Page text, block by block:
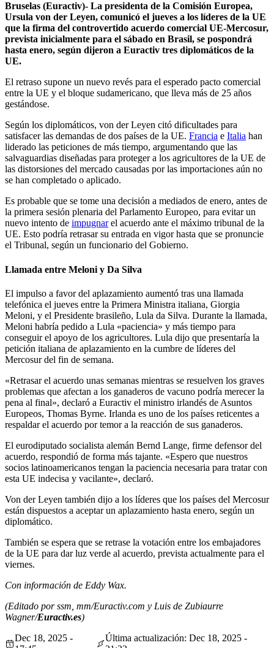
Bruselas (Euractiv)- La presidenta de la Comisión Europea,
Ursula von der Leyen, comunicó el jueves a los líderes de la UE
que la firma del controvertido acuerdo comercial UE-Mercosur,
prevista inicialmente para el sábado en Brasil, se pospondrá
hasta enero, según dijeron a Euractiv tres diplomáticos de la
UE.
El retraso supone un nuevo revés para el esperado pacto comercial
entre la UE y el bloque sudamericano, que lleva más de 25 años
gestándose.
Según los diplomáticos, von der Leyen citó dificultades para
satisfacer las demandas de dos países de la UE. Francia e Italia han
liderado las peticiones de más tiempo, argumentando que las
salvaguardias diseñadas para proteger a los agricultores de la UE de
las distorsiones del mercado causadas por las importaciones aún no
se han completado o aplicado.
Es probable que se tome una decisión a mediados de enero, antes de
la primera sesión plenaria del Parlamento Europeo, para evitar un
nuevo intento de impugnarel acuerdo ante el máximo tribunal de la
UE. Esto podría retrasar su entrada en vigor hasta que se pronuncie
el Tribunal, según un funcionario del Gobierno.
Llamada entre Meloni y Da Silva
El impulso a favor del aplazamiento aumentó tras una llamada
telefónica el jueves entre la Primera Ministra italiana, Giorgia
Meloni, y el Presidente brasileño, Lula da Silva. Durante la llamada,
Meloni habría pedido a Lula «paciencia» y más tiempo para
conseguir el apoyo de los agricultores. Lula dijo que presentaría la
petición italiana de aplazamiento en la cumbre de líderes del
Mercosur del fin de semana.
«Retrasar el acuerdo unas semanas mientras se resuelven los graves
problemas que afectan a los ganaderos de vacuno podría merecer la
pena al final», declaró a Euractiv el ministro irlandés de Asuntos
Europeos, Thomas Byrne. Irlanda es uno de los países reticentes a
respaldar el acuerdo por temor a la reacción de sus ganaderos.
El eurodiputado socialista alemán Bernd Lange, firme defensor del
acuerdo, respondió de forma más tajante. «Espero que nuestros
socios latinoamericanos tengan la paciencia necesaria para tratar con
esta UE indecisa y vacilante», declaró.
Von der Leyen también dijo a los líderes que los países del Mercosur
están dispuestos a aceptar un aplazamiento hasta enero, según un
diplomático.
También se espera que se retrase la votación entre los embajadores
de la UE para dar luz verde al acuerdo, prevista actualmente para el
viernes.
Con información de Eddy Wax.
(Editado por ssm, mm/Euractiv.com y Luis de Zubiaurre
Wagner/Euractiv.es)
Dec 18, 2025 -
Última actualización: Dec 18, 2025 -